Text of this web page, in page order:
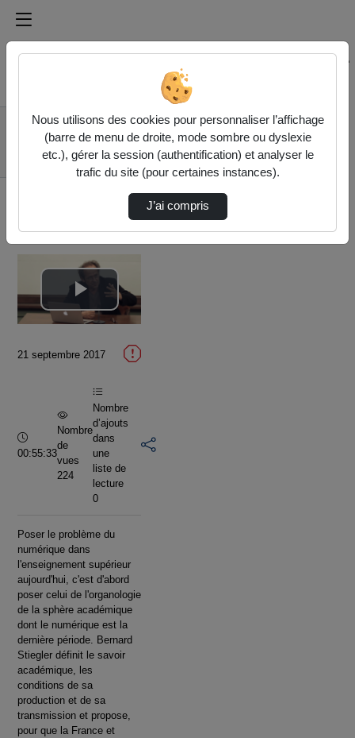
Médiathèque de l'université Paris
Rechercher un média sur Médiathèque de l'université
Accueil
Vidéos
Conférence Bernard
Stiegler : Organologie
Lire
la
vidéo
21 septembre 2017
Durée :
00:55:33
Nombre
de
vues
224
Nombre
d’ajouts
dans
une
liste de
lecture
0
Poser le problème du
numérique dans
l'enseignement supérieur
aujourd'hui, c'est d'abord
poser celui de l'organologie
de la sphère académique
dont le numérique est la
dernière période. Bernard
Stiegler définit le savoir
académique, les
conditions de sa
production et de sa
transmission et propose,
pour que la France et
Nous utilisons des cookies pour personnaliser l’affichage
(barre de menu de droite, mode sombre ou dyslexie
etc.), gérer la session (authentification) et analyser le
trafic du site (pour certaines instances).
J’ai compris